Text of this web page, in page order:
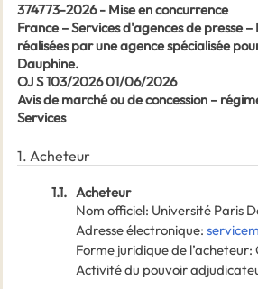
374773-2026 - Mise en concurrence
France – Services d'agences de presse
réalisées par une agence spécialisée
Dauphine.
OJ S 103/2026 01/06/2026
Avis de marché ou de concession –
Services
1. Acheteur
1.1. Acheteur
Nom officiel: Université Paris
Adresse électronique:
Forme juridique de l’acheteur:
Activité du pouvoir